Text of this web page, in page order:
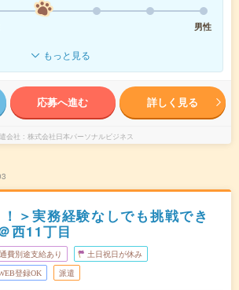
男性
もっと見る
応募へ進む 詳しく見る
会社 株式会社日本パーソナルビジネス
＞実務経験なしでも挑戦でき
西11丁目
費別途支給あり 土日祝日が休み
登録OK 派遣